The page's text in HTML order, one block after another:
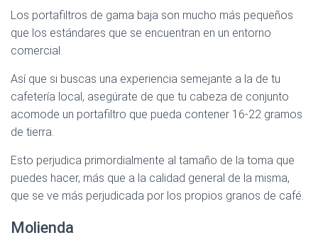
Los portafiltros de gama baja son mucho más pequeños
que los estándares que se encuentran en un entorno
comercial.
Así que si buscas una experiencia semejante a la de tu
cafetería local, asegúrate de que tu cabeza de conjunto
acomode un portafiltro que pueda contener 16-22 gramos
de tierra.
Esto perjudica primordialmente al tamaño de la toma que
puedes hacer, más que a la calidad general de la misma,
que se ve más perjudicada por los propios granos de café.
Molienda